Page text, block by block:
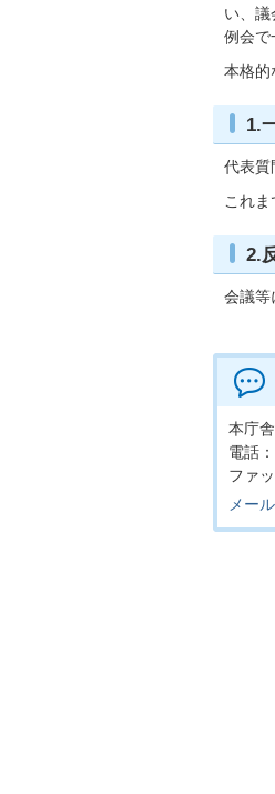
い、
例会で
本格的
1.
代表質
これ
2.
会議等
本庁
電話
ファ
メー